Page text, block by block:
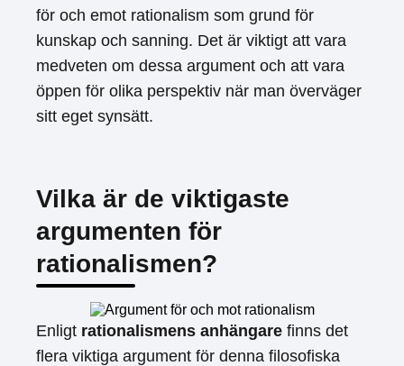
för och emot rationalism som grund för
kunskap och sanning. Det är viktigt att vara
medveten om dessa argument och att vara
öppen för olika perspektiv när man överväger
sitt eget synsätt.
Vilka är de viktigaste
argumenten för
rationalismen?
Enligt rationalismens anhängare finns det
flera viktiga argument för denna filosofiska